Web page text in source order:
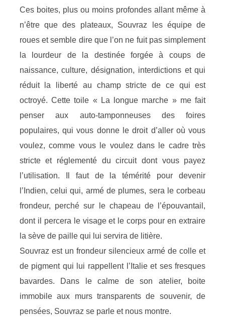
Ces boites, plus ou moins profondes allant même à
n’être que des plateaux, Souvraz les équipe de
roues et semble dire que l’on ne fuit pas simplement
la lourdeur de la destinée forgée à coups de
naissance, culture, désignation, interdictions et qui
réduit la liberté au champ stricte de ce qui est
octroyé. Cette toile « La longue marche » me fait
penser aux auto-tamponneuses des foires
populaires, qui vous donne le droit d’aller où vous
voulez, comme vous le voulez dans le cadre très
stricte et réglementé du circuit dont vous payez
l’utilisation. Il faut de la témérité pour devenir
l’Indien, celui qui, armé de plumes, sera le corbeau
frondeur, perché sur le chapeau de l’épouvantail,
dont il percera le visage et le corps pour en extraire
la sève de paille qui lui servira de litière.
Souvraz est un frondeur silencieux armé de colle et
de pigment qui lui rappellent l’Italie et ses fresques
bavardes. Dans le calme de son atelier, boite
immobile aux murs transparents de souvenir, de
pensées, Souvraz se parle et nous montre.